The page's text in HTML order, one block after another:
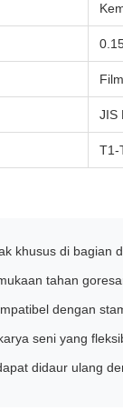
JIS
T1-
khusus di bagian
tahan
dengan
seni yang
didaur ulang